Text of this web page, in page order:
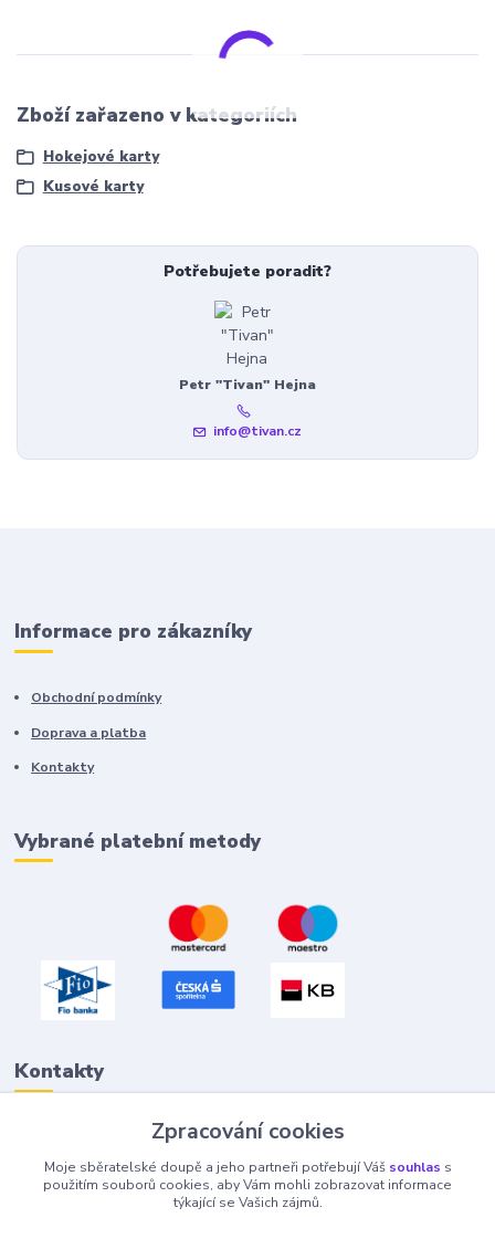
Zboží zařazeno v kategoriích
Hokejové karty
Kusové karty
Potřebujete poradit?
Petr "Tivan" Hejna
info@tivan.cz
Informace pro zákazníky
Obchodní podmínky
Doprava a platba
Kontakty
Vybrané platební metody
Kontakty
info@tivan.cz
Zpracování cookies
Moje sběratelské doupě a jeho partneři potřebují Váš souhlas s
použitím souborů cookies, aby Vám mohli zobrazovat informace
týkající se Vašich zájmů.